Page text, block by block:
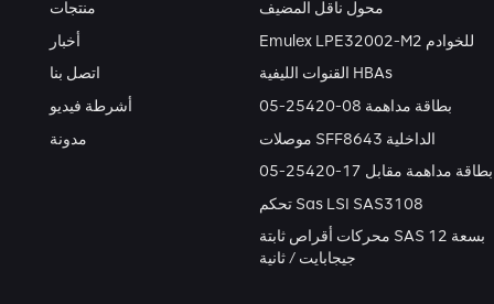
منتجات
أخبار
اتصل بنا
أشرطة فيديو
مدونة
محول ناقل المضيف
Emulex LPE32002-M2 للخوادم
القنوات الليفية HBAs
بطاقة مداهمة 08-25420-05
موصلات SFF8643 الداخلية
بطاقة مداهمة مقابل 17-25420-05
تحكم Sas LSI SAS3108
محركات أقراص ثابتة SAS بسعة 12
جيجابايت / ثانية